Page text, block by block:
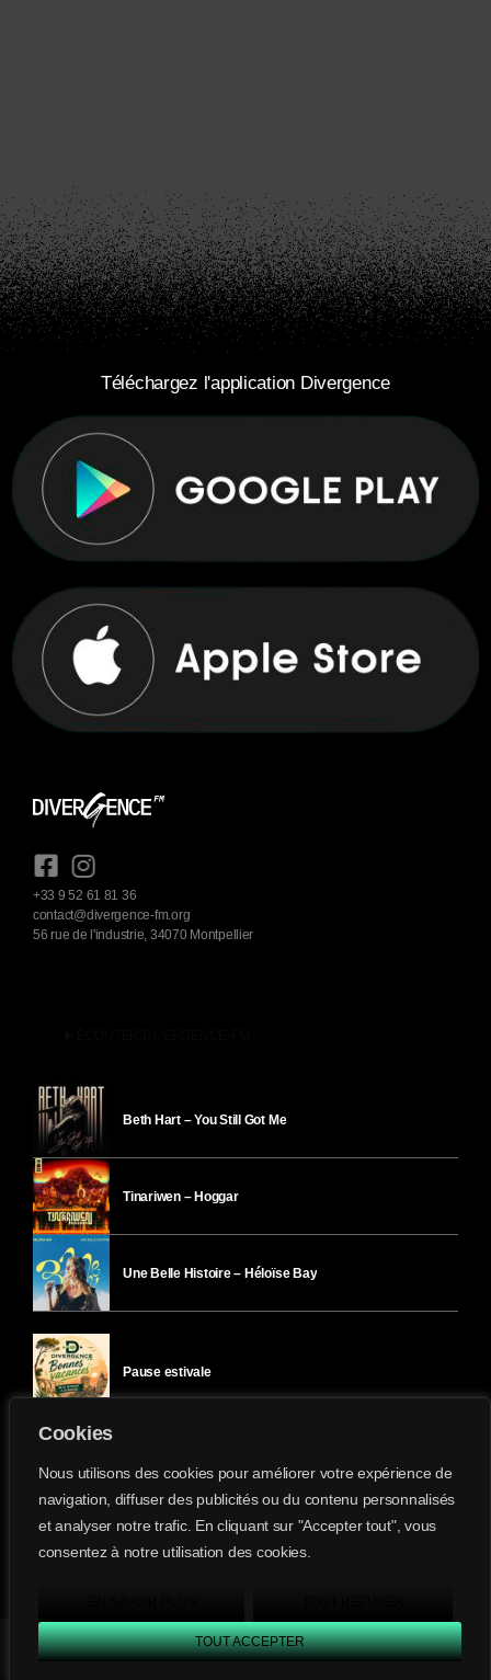
Cookies
Nous utilisons des cookies pour améliorer votre expérience de
navigation, diffuser des publicités ou du contenu personnalisés
et analyser notre trafic. En cliquant sur "Accepter tout", vous
consentez à notre utilisation des cookies.
TOUT ACCEPTER
play_arrow Divergence FM keyboard_arrow_right
Téléchargez l'application Divergence
+33 9 52 61 81 36
contact@divergence-fm.org
56 rue de l'industrie, 34070 Montpellier
Beth Hart – You Still Got Me
Tinariwen – Hoggar
Une Belle Histoire – Héloïse Bay
Pause estivale
Ici l’Ombre – mardi 28 juillet